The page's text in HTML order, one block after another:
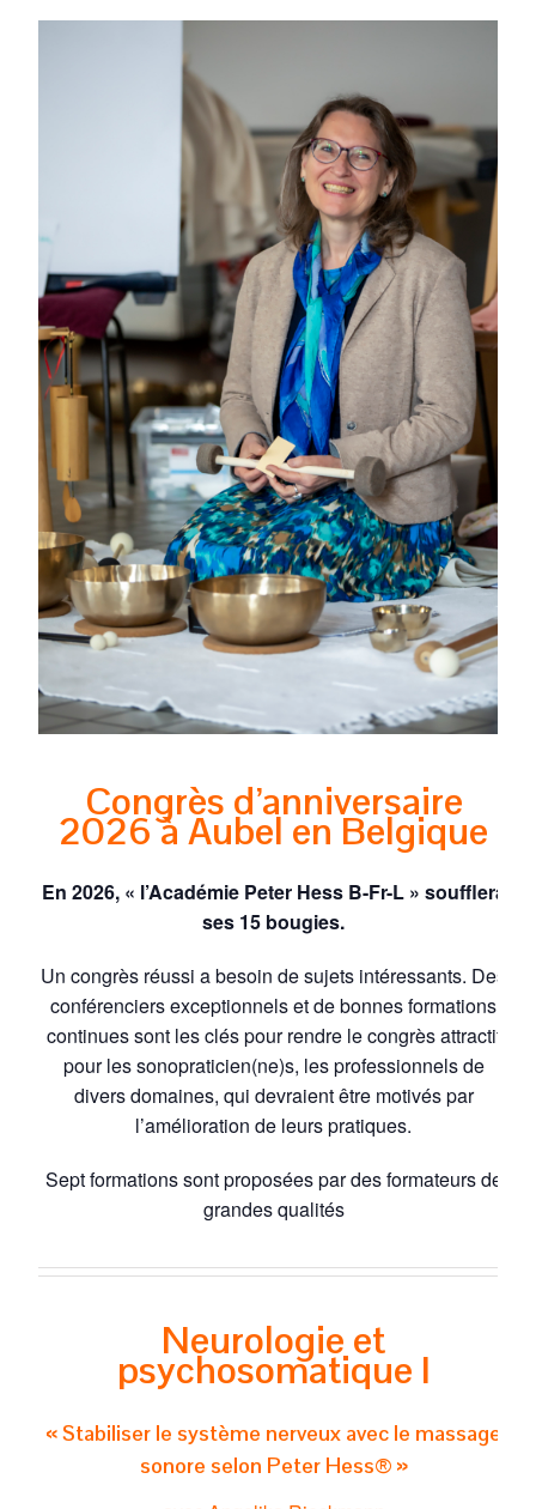
Congrès d’anniversaire
2026 à Aubel en Belgique
En 2026, « l’Académie Peter Hess B-Fr-L » soufflera
ses 15 bougies.
Un congrès réussi a besoin de sujets intéressants. Des
conférenciers exceptionnels et de bonnes formations
continues sont les clés pour rendre le congrès attractif
pour les sonopraticien(ne)s, les professionnels de
divers domaines, qui devraient être motivés par
l’amélioration de leurs pratiques.
Sept formations sont proposées par des formateurs de
grandes qualités
Neurologie et
psychosomatique I
« Stabiliser le système nerveux avec le massage
sonore selon Peter Hess® »